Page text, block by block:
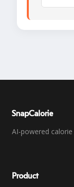
SnapCalorie
AI-powered
Product